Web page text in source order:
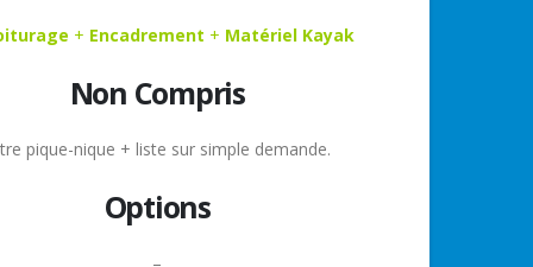
+ Encadrement + Matériel Kayak
Non Compris
pique-nique + liste sur simple demande.
Options
–